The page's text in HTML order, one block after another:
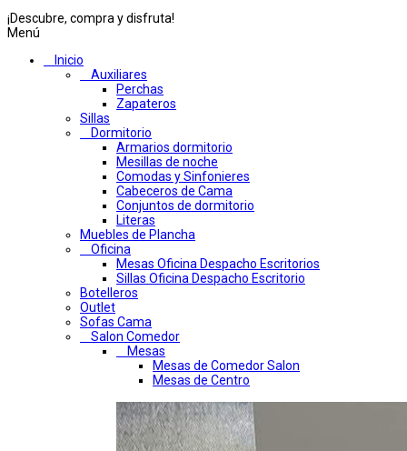
¡Descubre, compra y disfruta!
Menú
Inicio
Auxiliares
Perchas
Zapateros
Sillas
Dormitorio
Armarios dormitorio
Mesillas de noche
Comodas y Sinfonieres
Cabeceros de Cama
Conjuntos de dormitorio
Literas
Muebles de Plancha
Oficina
Mesas Oficina Despacho Escritorios
Sillas Oficina Despacho Escritorio
Botelleros
Outlet
Sofas Cama
Salon Comedor
Mesas
Mesas de Comedor Salon
Mesas de Centro